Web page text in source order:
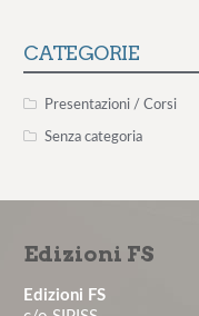
Il
aderente –
La
CATEGORIE
Presentazioni / Corsi
Senza categoria
Edizioni FS
Edizioni FS